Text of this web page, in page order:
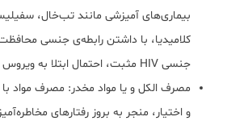
بیماری‌های آمیزشی مانند تب‌خال،
کلامیدیا، با داشتن رابطه‌ی جنسی
جنسی HIV مثبت، احتمال ابتلا به ویروس ایدز بسیار بالا می‌رود.
مصرف الکل و یا مواد مخدر: مصرف مواد
و اختیار، منجر به بروز رفتارهای